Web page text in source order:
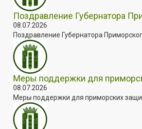
Поздравление Губернатора
08.07.2026
Поздравление Губернатора
Меры поддержки для
08.07.2026
Меры поддержки для приморских